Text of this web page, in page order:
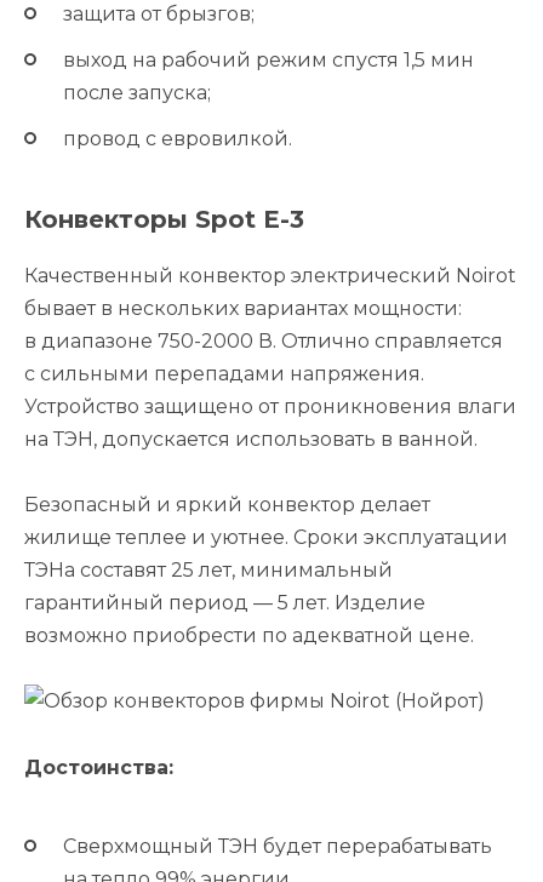
защита от брызгов;
выход на рабочий режим спустя 1,5 мин
после запуска;
провод с евровилкой.
Конвекторы Spot E-3
Качественный конвектор электрический Noirot
бывает в нескольких вариантах мощности:
в диапазоне 750-2000 В. Отлично справляется
с сильными перепадами напряжения.
Устройство защищено от проникновения влаги
на ТЭН, допускается использовать в ванной.
Безопасный и яркий конвектор делает
жилище теплее и уютнее. Сроки эксплуатации
ТЭНа составят 25 лет, минимальный
гарантийный период — 5 лет. Изделие
возможно приобрести по адекватной цене.
Достоинства:
Сверхмощный ТЭН будет перерабатывать